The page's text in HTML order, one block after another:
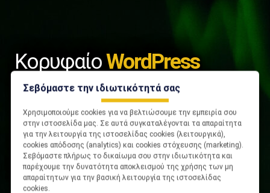
ΚορυφαίοWordPress
Hosting στην Ελλάδα
WordPress hosting σε ιδιόκτητες Cloud
υποδομές στην Ελλάδα, ειδικά
βελτιστοποιημένο για WordPress &
WooCommerce.
Σεβόμαστε την ιδιωτικότητά σας
Χρησιμοποιούμε cookies για να βελτιώσουμε την εμπειρία σου
στην ιστοσελίδα μας. Σε αυτά συγκαταλέγονται τα απαραίτητα
για την λειτουργία της ιστοσελίδας cookies (λειτουργικά),
cookies απόδοσης (analytics) και cookies στόχευσης (marketing).
Σεβόμαστε πλήρως το δικαίωμα σου στην ιδιωτικότητα και
παρέχουμε την δυνατότητα αποκλεισμού της χρήσης των μη
απαραίτητων για την βασική λειτουργία της ιστοσελίδας
cookies.